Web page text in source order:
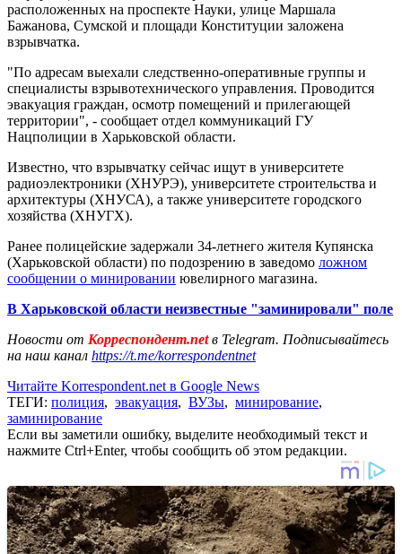
расположенных на проспекте Науки, улице Маршала
Бажанова, Сумской и площади Конституции заложена
взрывчатка.
"По адресам выехали следственно-оперативные группы и
специалисты взрывотехнического управления. Проводится
эвакуация граждан, осмотр помещений и прилегающей
территории", - сообщает отдел коммуникаций ГУ
Нацполиции в Харьковской области.
Известно, что взрывчатку сейчас ищут в университете
радиоэлектроники (ХНУРЭ), университете строительства и
архитектуры (ХНУСА), а также университете городского
хозяйства (ХНУГХ).
Ранее полицейские задержали 34-летнего жителя Купянска
(Харьковской области) по подозрению в заведомо ложном
сообщении о минировании ювелирного магазина.
В Харьковской области неизвестные "заминировали" поле
Новости от Корреспондент.netв Telegram. Подписывайтесь
на наш канал https://t.me/korrespondentnet
Читайте Korrespondent.net в Google News
ТЕГИ: полиция, эвакуация, ВУЗы, минирование,
заминирование
Если вы заметили ошибку, выделите необходимый текст и
нажмите Ctrl+Enter, чтобы сообщить об этом редакции.